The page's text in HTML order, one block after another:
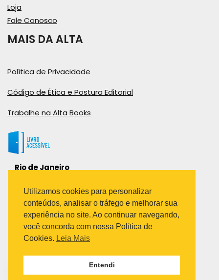
Loja
Fale Conosco
MAIS DA ALTA
Política de Privacidade
Código de Ética e Postura Editorial
Trabalhe na Alta Books
Rio de Janeiro
Bairro Industrial do Jacaré
Rio de Janeiro – RJ – CEP: 20970-031
Telefone:
(21) 3278-8069
(21) 3995-7512
Avenida Paulista 1636 / sala 1407
Utilizamos cookies para personalizar
conteúdos, analisar o tráfego e melhorar sua
experiência no site. Ao continuar navegando,
você concorda com nossa Política de
Cookies. Leia Mais
Entendi